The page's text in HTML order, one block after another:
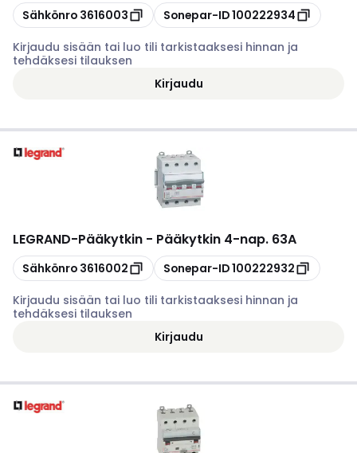
Kopioi
Sähkönro 3616003 Kopioi
Sonepar-ID100222934
Kirjaudu sisään tai luo tili tarkistaaksesi hinnan ja
tehdäksesi tilauksen
Kirjaudu
LEGRAND-Pääkytkin - Pääkytkin 4-nap. 63A
Kopioi
Sähkönro 3616002 Kopioi
Sonepar-ID100222932
Kirjaudu sisään tai luo tili tarkistaaksesi hinnan ja
tehdäksesi tilauksen
Kirjaudu